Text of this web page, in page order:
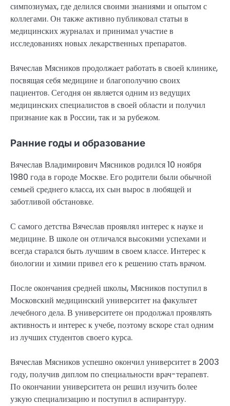
симпозиумах, где делился своими знаниями и опытом с
коллегами. Он также активно публиковал статьи в
медицинских журналах и принимал участие в
исследованиях новых лекарственных препаратов.
Вячеслав Мясников продолжает работать в своей клинике,
посвящая себя медицине и благополучию своих
пациентов. Сегодня он является одним из ведущих
медицинских специалистов в своей области и получил
признание как в России, так и за рубежом.
Ранние годы и образование
Вячеслав Владимирович Мясников родился 10 ноября
1980 года в городе Москве. Его родители были обычной
семьей среднего класса, их сын вырос в любящей и
заботливой обстановке.
С самого детства Вячеслав проявлял интерес к науке и
медицине. В школе он отличался высокими успехами и
всегда старался быть лучшим в своем классе. Интерес к
биологии и химии привел его к решению стать врачом.
После окончания средней школы, Мясников поступил в
Московский медицинский университет на факультет
лечебного дела. В университете он продолжал проявлять
активность и интерес к учебе, поэтому вскоре стал одним
из лучших студентов своего курса.
Вячеслав Мясников успешно окончил университет в 2003
году, получив диплом по специальности врач-терапевт.
По окончании университета он решил изучить более
узкую специализацию и поступил в аспирантуру.